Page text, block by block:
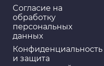
Cогласие на
обработку
персональных
данных
Конфиденциальность
и защита